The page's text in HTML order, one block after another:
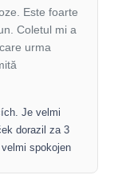
Este foarte
Coletul mi a
urma
Je velmi
dorazil za 3
spokojen